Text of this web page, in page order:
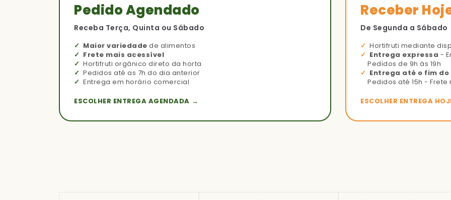
Pedido Agendado
Receba Terça, Quinta ou Sábado
Maior variedade de alimentos
Frete mais acessível
Hortifruti orgânico direto da horta
Pedidos até as 7h do dia anterior
Entrega em horário comercial
ESCOLHER ENTREGA AGENDADA →
Receber
De Segunda a Sábado
Hortifruti mediante
Entrega expressa -
Pedidos de 9h às 19h
Entrega até o fim
Pedidos até 15h - Frete
ESCOLHER ENTREGA